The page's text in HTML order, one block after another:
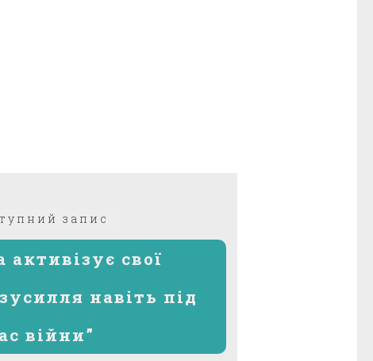
запис
запис:
активізує свої
навіть під
війни”